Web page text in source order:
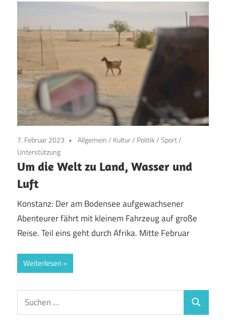
7. Februar 2023 Allgemein/ Kultur/ Politik/Sport/
Unterstützung
Um die Welt zu Land, Wasser und
Luft
Konstanz: Der am Bodensee aufgewachsener
Abenteurer fährt mit kleinem Fahrzeug auf große
Reise. Teil eins geht durch Afrika. Mitte Februar
Weiterlesen
Suchen
nach:
Suchen